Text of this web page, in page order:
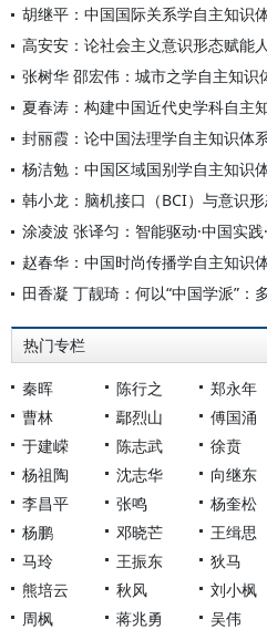
胡继平：中国国际关系学自主知识
高安安：论社会主义意识形态赋能
张树华 邵宏伟：城市之学自主知识
夏春涛：构建中国近代史学科自主
封丽霞：论中国法理学自主知识体
杨洁勉：中国区域国别学自主知识
韩小龙：脑机接口（BCI）与意识
赵春华：中国时尚传播学自主知识
热门专栏
秦晖 陈行之 郑永年
曹林
鄢烈山 傅国涌
于建嵘
陈志武 徐贲
杨祖陶
沈志华 向继东
李昌平
张鸣 杨奎松
杨鹏
邓晓芒 王缉思
马玲
王振东 狄马
熊培云
秋风 刘小枫
周枫
蒋兆勇 吴伟